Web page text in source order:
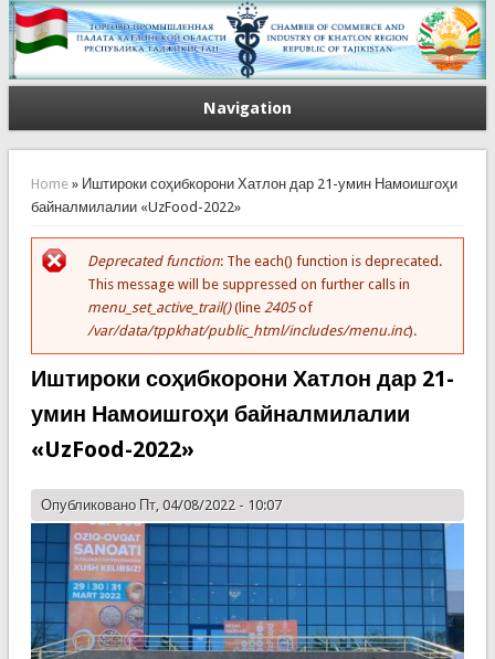
Navigation
You are here
Home» Иштироки соҳибкорони Хатлон дар 21-умин Намоишгоҳи
байналмилалии «UzFood-2022»
Error message
Deprecated function: The each() function is deprecated.
This message will be suppressed on further calls in
menu_set_active_trail()(line 2405of
/var/data/tppkhat/public_html/includes/menu.inc).
Иштироки соҳибкорони Хатлон дар 21-
умин Намоишгоҳи байналмилалии
«UzFood-2022»
Опубликовано Пт, 04/08/2022 - 10:07